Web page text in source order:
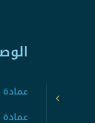
عمادة
عمادة